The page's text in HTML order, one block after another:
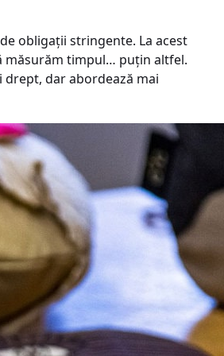
obligaţii stringente. La acest
măsurăm timpul… puţin altfel.
drept, dar abordează mai